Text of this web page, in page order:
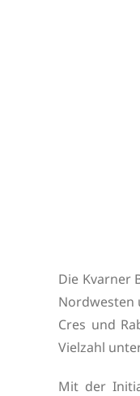
Die Kvarner
Nordwesten
Cres und
Vielzahl
Mit der